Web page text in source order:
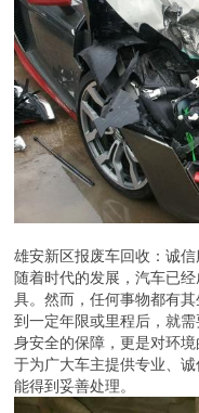
雄安新区报废车回收：诚
随着时代的发展，汽车已
具。然而，任何事物都有
到一定年限或里程后，就
身安全的保障，更是对环
于为广大车主提供专业、
能得到妥善处理。